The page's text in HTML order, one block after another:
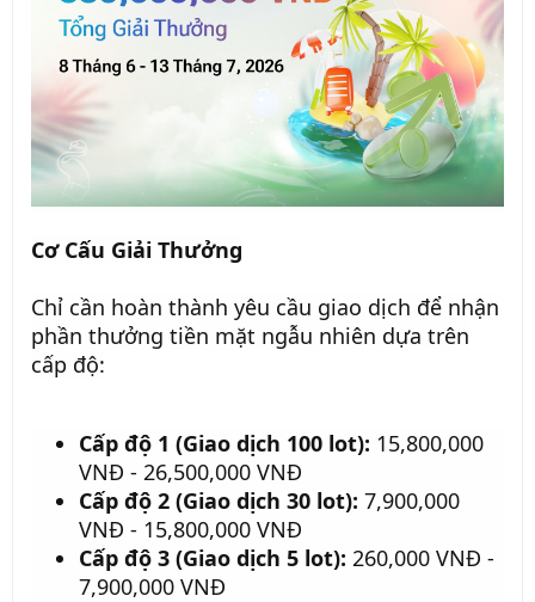
Cơ Cấu Giải Thưởng
Chỉ cần hoàn thành yêu cầu giao dịch để nhận
phần thưởng tiền mặt ngẫu nhiên dựa trên
cấp độ:
Cấp độ 1 (Giao dịch 100 lot): 15,800,000
VNĐ - 26,500,000 VNĐ
Cấp độ 2 (Giao dịch 30 lot): 7,900,000
VNĐ - 15,800,000 VNĐ
Cấp độ 3 (Giao dịch 5 lot): 260,000 VNĐ -
7,900,000 VNĐ